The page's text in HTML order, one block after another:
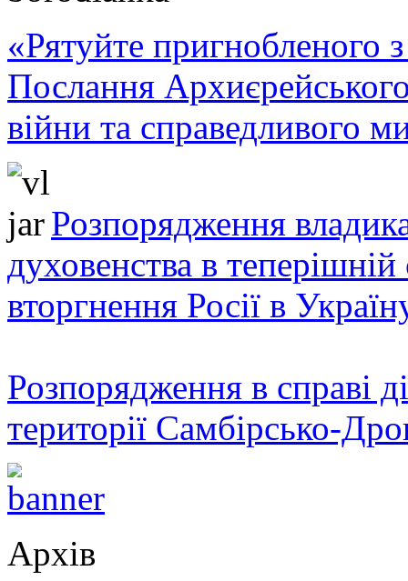
«Рятуйте пригнобленого
Послання
війни та справедливого
Розпорядження
духовенства в теперішній
вторгнення Росії в
Розпорядження в справі
території Самбірсько-
Архів